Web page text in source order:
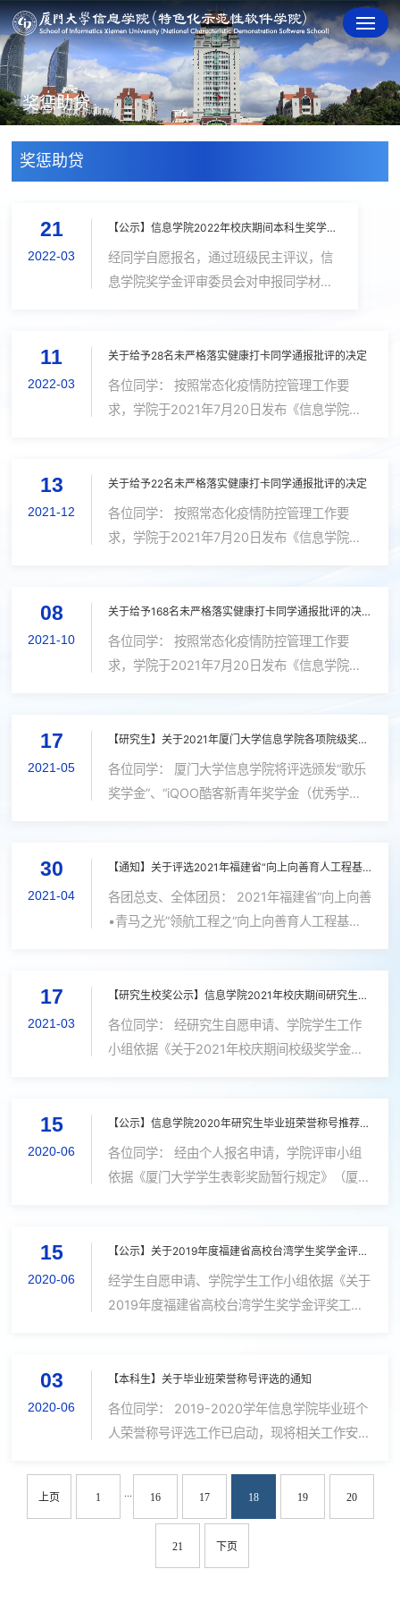
奖惩助贷
奖惩助贷
21
2022-03
【公示】信息学院2022年校庆期间本科生奖学金推荐人选公示
经同学自愿报名，通过班级民主评议，信
息学院奖学金评审委员会对申报同学材料
学注意核对信息。 信息学院-2022年校庆
期间校级奖学金（本科...
11
2022-03
关于给予28名未严格落实健康打卡同学通报批评的决定
各位同学： 按照常态化疫情防控管理工作要
求，学院于2021年7月20日发布《信息学院
学生必须坚持不懈做好疫情防控，严格执行每
日...
13
2021-12
关于给予22名未严格落实健康打卡同学通报批评的决定
各位同学： 按照常态化疫情防控管理工作要
求，学院于2021年7月20日发布《信息学院
学生必须坚持不懈做好疫情防控，严格执行每
日...
08
2021-10
关于给予168名未严格落实健康打卡同学通报批评的决定
各位同学： 按照常态化疫情防控管理工作要
求，学院于2021年7月20日发布《信息学院
学生必须坚持不懈做好疫情防控，严格执行每
日...
17
2021-05
【研究生】关于2021年厦门大学信息学院各项院级奖学金评奖工作的通知
各位同学： 厦门大学信息学院将评选颁发“歌乐
奖学金”、“iQOO酷客新青年奖学金（优秀学生
金评奖工作的有关事项通知...
30
2021-04
【通知】关于评选2021年福建省“向上向善育人工程基金”项目奖学金的通知
各团总支、全体团员： 2021年福建省“向上向善
•青马之光”领航工程之“向上向善育人工程基金”
知如下： 一、评选对象 奖学金参评对象为厦门
大学正式注册在校的全日制学生...
17
2021-03
【研究生校奖公示】信息学院2021年校庆期间研究生校级奖学金推荐候选人公示
各位同学： 经研究生自愿申请、学院学生工作
小组依据《关于2021年校庆期间校级奖学金评
行》办法规定进行评审，现将信息学院2...
15
2020-06
【公示】信息学院2020年研究生毕业班荣誉称号推荐名单公示
各位同学： 经由个人报名申请，学院评审小组
依据《厦门大学学生表彰奖励暂行规定》（厦大
评选办法》（厦大学[2013] 2...
15
2020-06
【公示】关于2019年度福建省高校台湾学生奖学金评奖推荐候选人公示
经学生自愿申请、学院学生工作小组依据《关于
2019年度福建省高校台湾学生奖学金评奖工作
大学海外学生奖学金暂行评审办法》[厦大...
03
2020-06
【本科生】关于毕业班荣誉称号评选的通知
各位同学： 2019-2020学年信息学院毕业班个
人荣誉称号评选工作已启动，现将相关工作安排
称号的评选参照以下文件（附件1和附...
上页 1 ... 16 17 18 19 20
21 下页